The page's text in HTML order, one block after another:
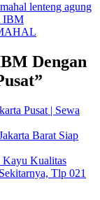
lenteng agung
IBM
Dengan
Pusat | Sewa
Barat Siap
Kayu Kualitas
Tlp 021